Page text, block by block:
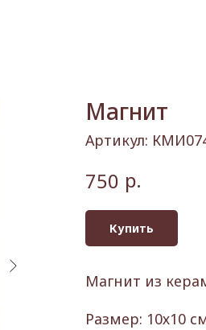
Магнит
Артикул:
750 р.
Купить
Магнит из
Размер: 10х10